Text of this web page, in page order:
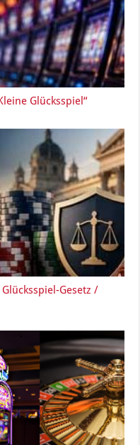
Glücksspiel“
Gesetz /